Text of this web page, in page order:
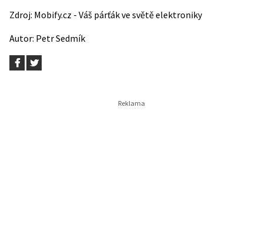
Zdroj: Mobify.cz - Váš párťák ve světě elektroniky
Autor: Petr Sedmík